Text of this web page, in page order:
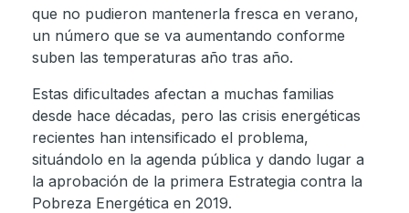
que no pudieron mantenerla fresca en verano,
un número que se va aumentando conforme
suben las temperaturas año tras año.
Estas dificultades afectan a muchas familias
desde hace décadas, pero las crisis energéticas
recientes han intensificado el problema,
situándolo en la agenda pública y dando lugar a
la aprobación de la primera Estrategia contra la
Pobreza Energética en 2019.